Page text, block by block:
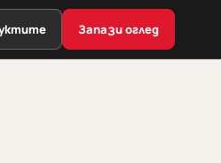
Запази оглед